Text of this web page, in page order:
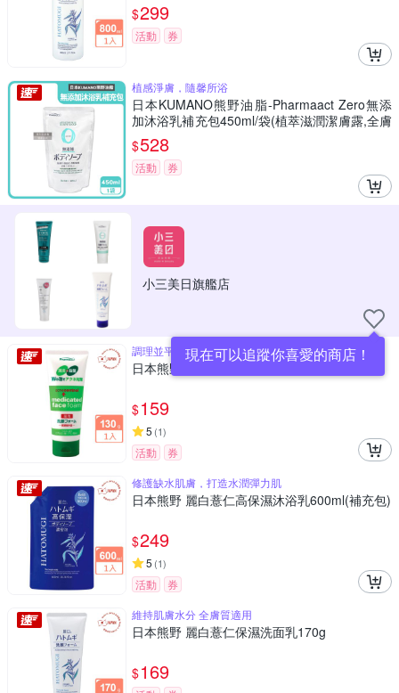
$299
活動 券
植感淨膚，隨馨所浴
日本KUMANO熊野油脂-Pharmaact Zero無添
加沐浴乳補充包450ml/袋(植萃滋潤潔膚露,全膚
質適用洗澡乳,綿密泡沫身體清潔露,0香料色素
防腐劑)
$528
活動 券
小三美日旗艦店
現在可以追蹤你喜愛的商店！
調理並平衡肌膚油脂分泌
日本熊野 淨化毛孔洗面乳130g
$159
5 (1)
活動
券
修護缺水肌膚，打造水潤彈力肌
日本熊野 麗白薏仁高保濕沐浴乳600ml(補充包)
$249
5 (1)
活動
券
維持肌膚水分 全膚質適用
日本熊野 麗白薏仁保濕洗面乳170g
$169